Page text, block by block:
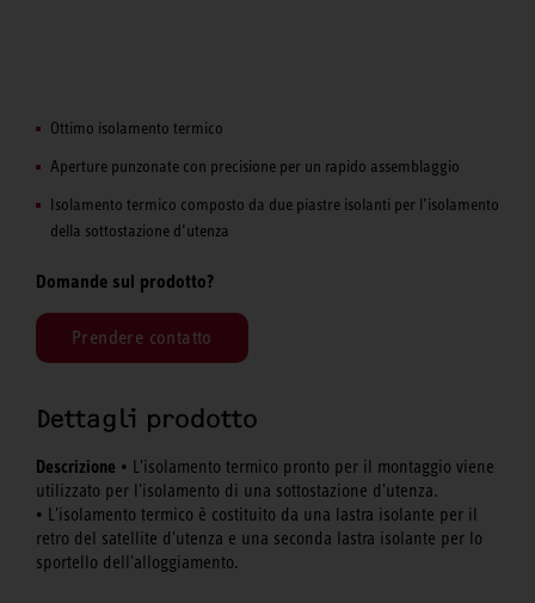
Ottimo isolamento termico
Aperture punzonate con precisione per un rapido assemblaggio
Isolamento termico composto da due piastre isolanti per l’isolamento
della sottostazione d’utenza
Domande sul prodotto?
Prendere contatto
Dettagli prodotto
Descrizione • L'isolamento termico pronto per il montaggio viene
utilizzato per l'isolamento di una sottostazione d'utenza.
• L'isolamento termico è costituito da una lastra isolante per il
retro del satellite d'utenza e una seconda lastra isolante per lo
sportello dell'alloggiamento.